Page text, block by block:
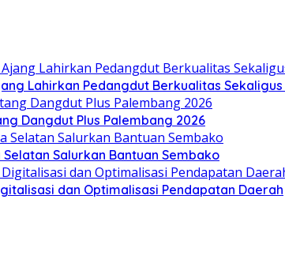
Lahirkan Pedangdut Berkualitas
Dangdut Plus Palembang 2026
Salurkan Bantuan Sembako
dan Optimalisasi Pendapatan Daerah